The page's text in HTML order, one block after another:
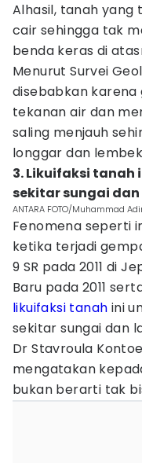
Alhasil, tanah yang
cair sehingga tak
benda keras di
Menurut Survei
disebabkan
tekanan air dan
saling menjauh
longgar dan
3. Likuifaksi tanah
sekitar sungai
ANTARA FOTO/Muhammad
Fenomena seperti
ketika terjadi
9 SR pada 2011 di
Baru pada 2011
likuifaksi tanah ini
sekitar sungai dan
Dr Stavroula
mengatakan
bukan berarti tak